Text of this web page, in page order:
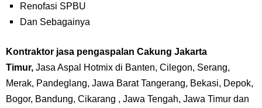
Renofasi SPBU
Dan Sebagainya
Kontraktor jasa pengaspalan Cakung Jakarta
Timur, Jasa Aspal Hotmix di Banten, Cilegon, Serang,
Merak, Pandeglang, Jawa Barat Tangerang, Bekasi, Depok,
Bogor, Bandung, Cikarang , Jawa Tengah, Jawa Timur dan